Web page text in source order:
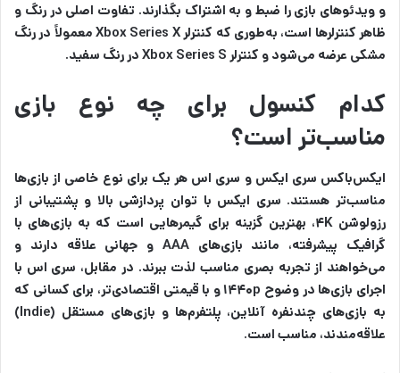
و ویدئوهای بازی را ضبط و به اشتراک بگذارند. تفاوت اصلی در رنگ و
ظاهر کنترلرها است، به‌طوری که کنترلر Xbox Series X معمولاً در رنگ
مشکی عرضه می‌شود و کنترلر Xbox Series S در رنگ سفید.
کدام کنسول برای چه نوع بازی
مناسب‌تر است؟
ایکس‌باکس سری ایکس و سری اس هر یک برای نوع خاصی از بازی‌ها
مناسب‌تر هستند. سری ایکس با توان پردازشی بالا و پشتیبانی از
رزولوشن ۴K، بهترین گزینه برای گیمرهایی است که به بازی‌های با
گرافیک پیشرفته، مانند بازی‌های AAA و جهانی علاقه دارند و
می‌خواهند از تجربه بصری مناسب لذت ببرند. در مقابل، سری اس با
اجرای بازی‌ها در وضوح ۱۴۴۰p و با قیمتی اقتصادی‌تر، برای کسانی که
به بازی‌های چندنفره آنلاین، پلتفرم‌ها و بازی‌های مستقل (Indie)
علاقه‌مندند، مناسب است.